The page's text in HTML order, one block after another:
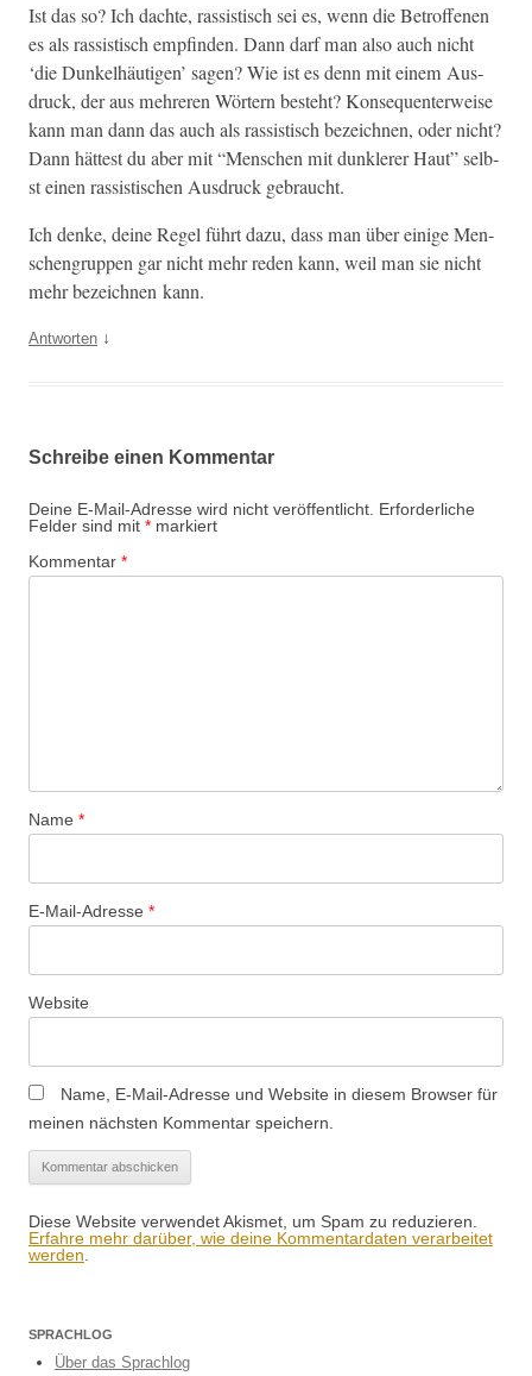
Ist das so? Ich dachte, ras­sis­tisch sei es, wenn die Betrof­fe­nen
es als ras­sis­tisch empfind­en. Dann darf man also auch nicht
‘die Dunkel­häuti­gen’ sagen? Wie ist es denn mit einem Aus­
druck, der aus mehreren Wörtern beste­ht? Kon­se­quenter­weise
kann man dann das auch als ras­sis­tisch beze­ich­nen, oder nicht?
Dann hättest du aber mit “Men­schen mit dun­klerer Haut” selb­
st einen ras­sis­tis­chen Aus­druck gebraucht.
Ich denke, deine Regel führt dazu, dass man über einige Men­
schen­grup­pen gar nicht mehr reden kann, weil man sie nicht
mehr beze­ich­nen kann.
Antworten ↓
Schreibe einen Kommentar
Deine E-Mail-Adresse wird nicht veröffentlicht. Erforderliche
Felder sind mit * markiert
Kommentar *
Name *
E-Mail-Adresse *
Website
Name, E-Mail-Adresse und Website in diesem Browser für
meinen nächsten Kommentar speichern.
Diese Website verwendet Akismet, um Spam zu reduzieren.
Erfahre mehr darüber, wie deine Kommentardaten verarbeitet
werden
SPRACHLOG
Über das Sprachlog